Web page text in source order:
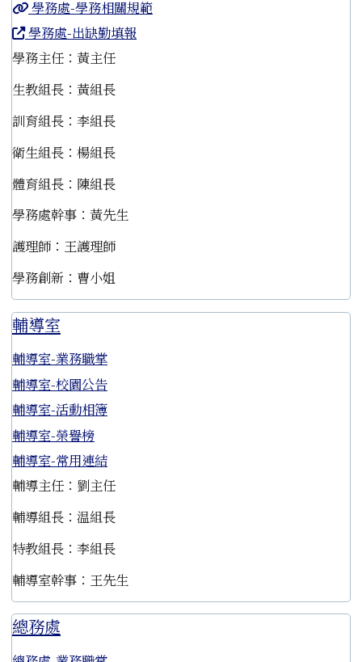
學務處-學務相關規範
學務處-出缺勤填報
學務主任：黃主任
生教組長：黃組長
訓育組長：李組長
衛生組長：楊組長
體育組長：陳組長
學務處幹事：黃先生
護理師：王護理師
學務創新：曹小姐
輔導室
輔導室-業務職掌
輔導室-校園公告
輔導室-活動相簿
輔導室-榮譽榜
輔導室-常用連結
輔導主任：劉主任
輔導組長：温組長
特教組長：李組長
輔導室幹事：王先生
總務處